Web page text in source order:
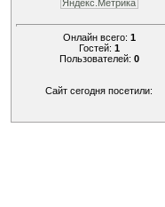
Онлайн всего: 1
Гостей: 1
Пользователей: 0
Сайт сегодня посетили: